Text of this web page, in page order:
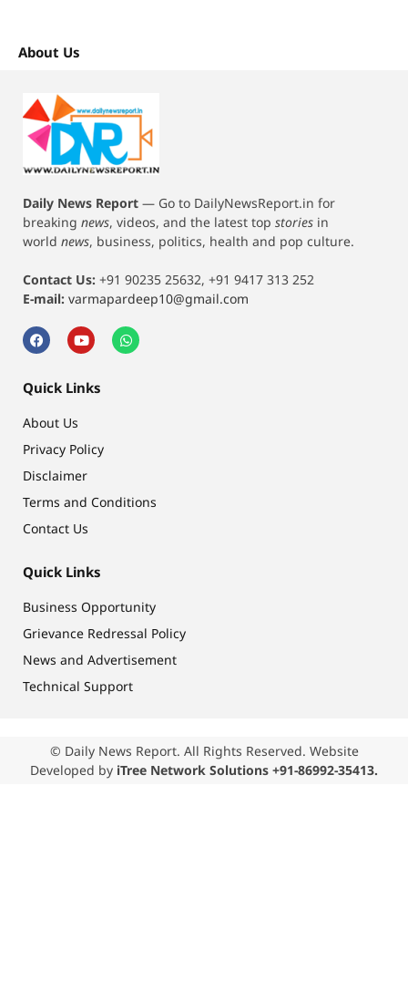
About Us
Daily News Report — Go to DailyNewsReport.in for
breaking news, videos, and the latest top stories in
world news, business, politics, health and pop culture.
Contact Us: +91 90235 25632, +91 9417 313 252
E-mail: varmapardeep10@gmail.com
Quick Links
About Us
Privacy Policy
Disclaimer
Terms and Conditions
Contact Us
Quick Links
Business Opportunity
Grievance Redressal Policy
News and Advertisement
Technical Support
© Daily News Report. All Rights Reserved. Website
Developed by iTree Network Solutions +91-86992-35413.